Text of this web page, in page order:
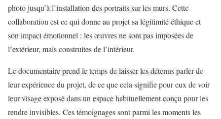
photo jusqu’à l’installation des portraits sur les murs. Cette
collaboration est ce qui donne au projet sa légitimité éthique et
son impact émotionnel : les œuvres ne sont pas imposées de
l’extérieur, mais construites de l’intérieur.
Le documentaire prend le temps de laisser les détenus parler de
leur expérience du projet, de ce que cela signifie pour eux de voir
leur visage exposé dans un espace habituellement conçu pour les
rendre invisibles. Ces témoignages sont parmi les moments les